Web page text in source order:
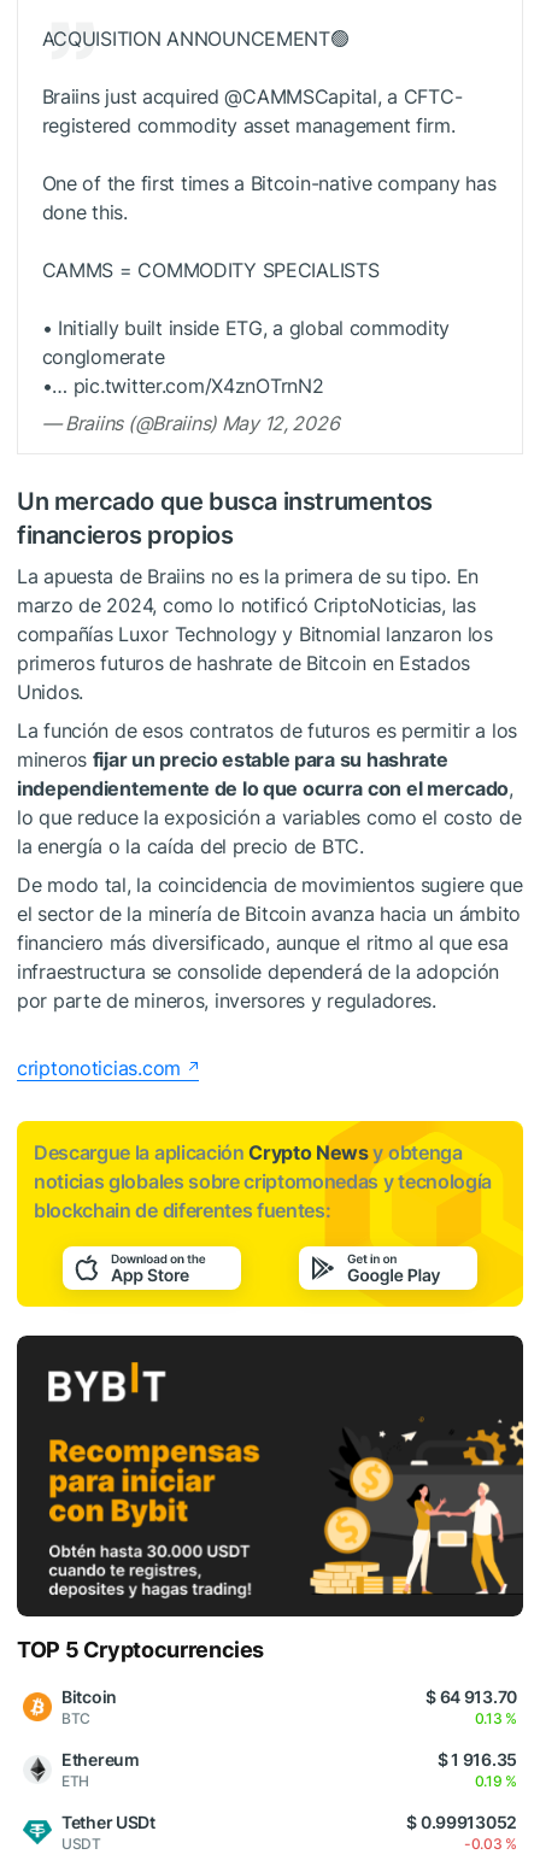
ACQUISITION ANNOUNCEMENT🟢
Braiins just acquired @CAMMSCapital, a CFTC-
registered commodity asset management firm.
One of the first times a Bitcoin-native company has
done this.
CAMMS = COMMODITY SPECIALISTS
• Initially built inside ETG, a global commodity
conglomerate
•… pic.twitter.com/X4znOTrnN2
— Braiins (@Braiins) May 12, 2026
Un mercado que busca instrumentos
financieros propios
La apuesta de Braiins no es la primera de su tipo. En
marzo de 2024, como lo notificó CriptoNoticias, las
compañías Luxor Technology y Bitnomial lanzaron los
primeros futuros de hashrate de Bitcoin en Estados
Unidos.
La función de esos contratos de futuros es permitir a los
mineros fijar un precio estable para su hashrate
independientemente de lo que ocurra con el mercado,
lo que reduce la exposición a variables como el costo de
la energía o la caída del precio de BTC.
De modo tal, la coincidencia de movimientos sugiere que
el sector de la minería de Bitcoin avanza hacia un ámbito
financiero más diversificado, aunque el ritmo al que esa
infraestructura se consolide dependerá de la adopción
por parte de mineros, inversores y reguladores.
criptonoticias.com
Descargue la aplicaciónCrypto Newsy obtenga
noticias globales sobre criptomonedas y tecnología
blockchain de diferentes fuentes:
TOP 5 Cryptocurrencies
Bitcoin
BTC
$ 64 913.70
0.13 %
Ethereum
ETH
$ 1 916.35
0.19 %
Tether USDt
USDT
$ 0.99913052
-0.03 %